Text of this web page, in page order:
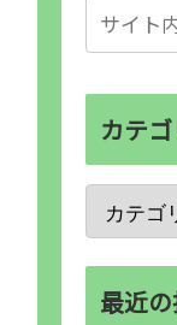
カテ
最近